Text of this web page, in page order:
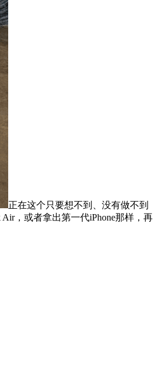
正在这个只要想不到、没有做不到
，或者拿出第一代iPhone那样，再